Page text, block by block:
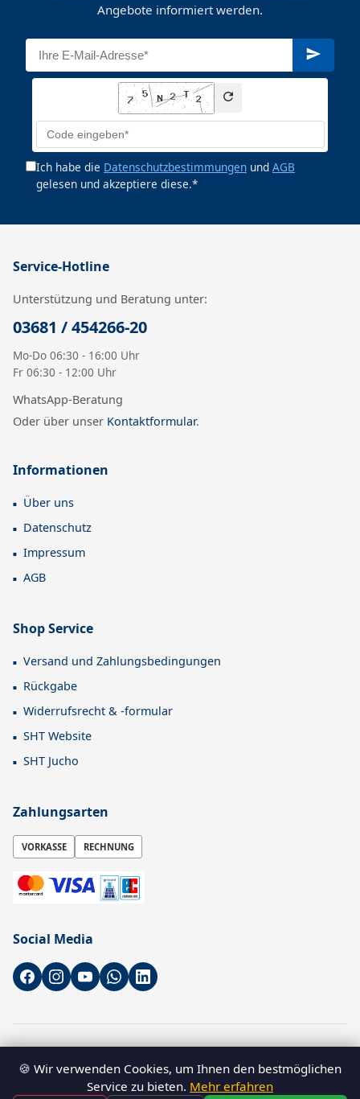
Angebote informiert werden.
Ich habe die Datenschutzbestimmungen und AGB
gelesen und akzeptiere diese.*
Service-Hotline
Unterstützung und Beratung unter:
03681 / 454266-20
Mo-Do 06:30 - 16:00 Uhr
Fr 06:30 - 12:00 Uhr
WhatsApp-Beratung
Oder über unser Kontaktformular.
Informationen
Über uns
Datenschutz
Impressum
AGB
Shop Service
Versand und Zahlungsbedingungen
Rückgabe
Widerrufsrecht & -formular
SHT Website
SHT Jucho
Zahlungsarten
VORKASSE RECHNUNG
Social Media
–B2B-Shop für Gewerbetreibende. Verbraucher können ebenfalls
bestellen.
🍪 Wir verwenden Cookies, um Ihnen den bestmöglichen
Service zu bieten. Mehr erfahren